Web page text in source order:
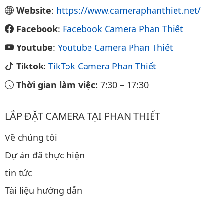
Website: https://www.cameraphanthiet.net/
Facebook: Facebook Camera Phan Thiết
Youtube: Youtube Camera Phan Thiết
Tiktok: TikTok Camera Phan Thiết
Thời gian làm việc: 7:30 – 17:30
LẮP ĐẶT CAMERA TẠI PHAN THIẾT
Về chúng tôi
Dự án đã thực hiện
tin tức
Tài liệu hướng dẫn